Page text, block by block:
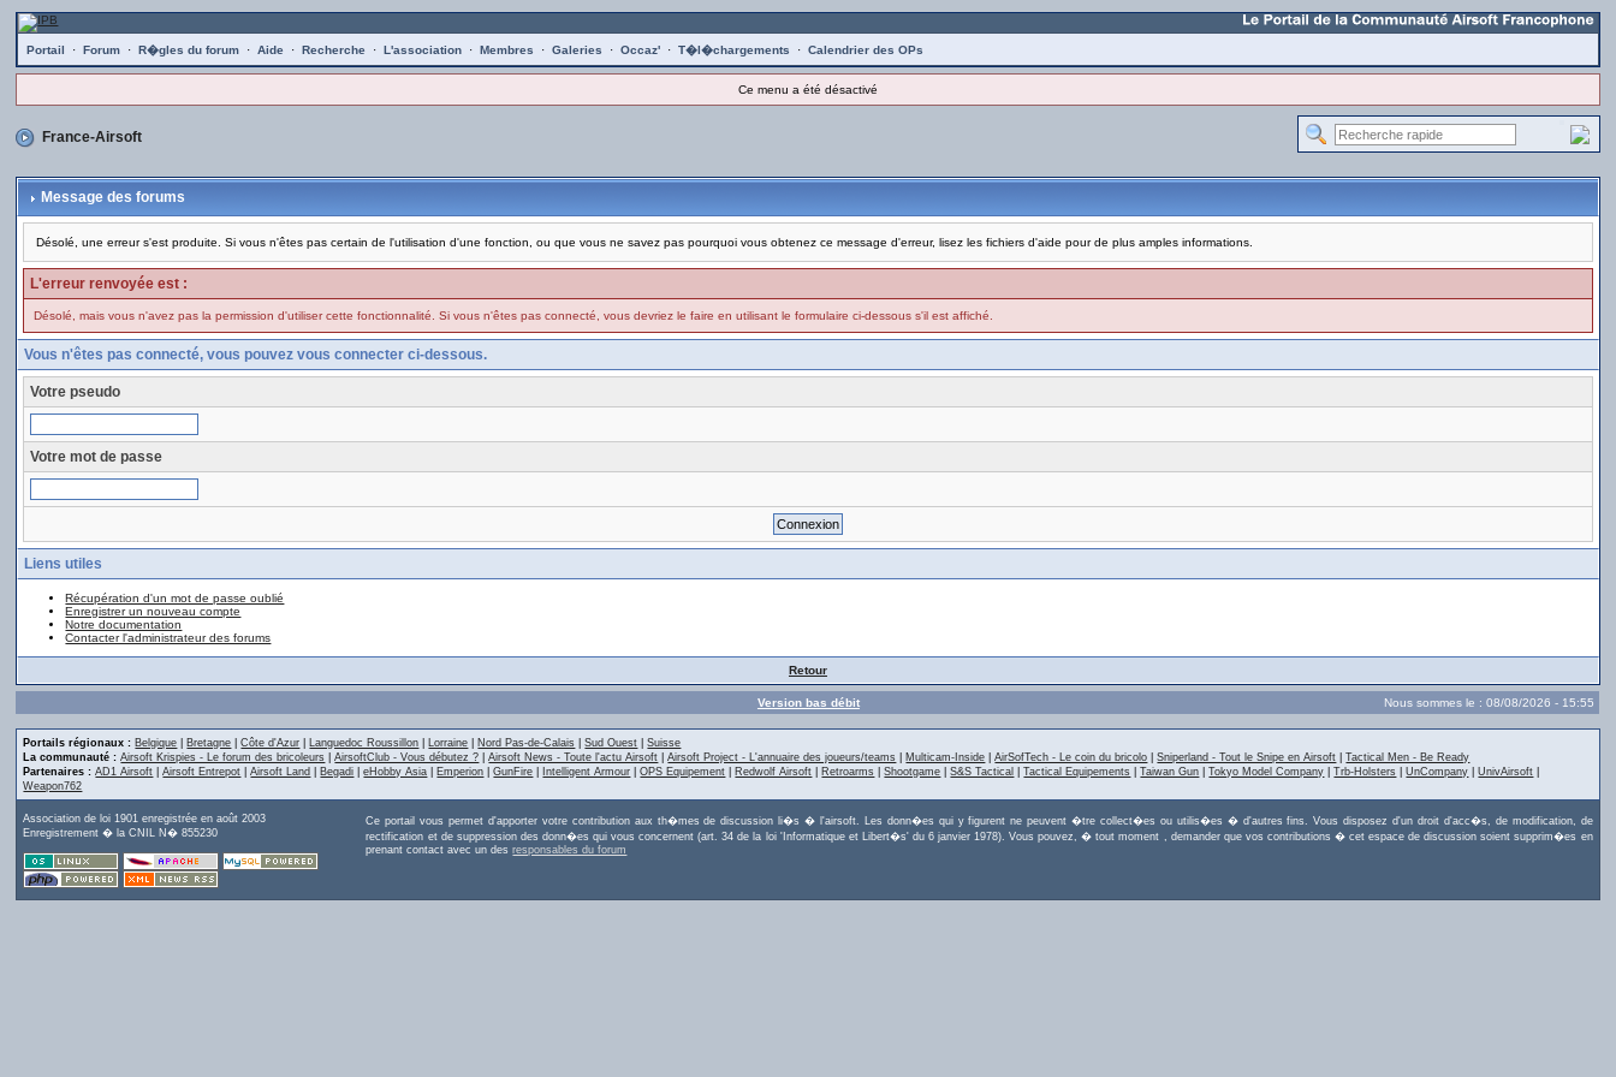
Portail · Forum · R�gles du forum · Aide · Recherche · L'association · Membres · Galeries · Occaz' · T�l�chargements · Calendrier des OPs
Ce menu a été désactivé
France-Airsoft
Message des forums
Désolé, une erreur s'est produite. Si vous n'êtes pas certain de l'utilisation d'une fonction, ou que vous ne savez pas pourquoi vous obtenez ce message d'erreur, lisez les fichiers d'aide pour de plus amples informations.
L'erreur renvoyée est :
Désolé, mais vous n'avez pas la permission d'utiliser cette fonctionnalité. Si vous n'êtes pas connecté, vous devriez le faire en utilisant le formulaire ci-dessous s'il est affiché.
Vous n'êtes pas connecté, vous pouvez vous connecter ci-dessous.
Votre pseudo
Votre mot de passe
Liens utiles
Récupération d'un mot de passe oublié
Enregistrer un nouveau compte
Notre documentation
Contacter l'administrateur des forums
Retour
Version bas débit Nous sommes le : 08/08/2026 - 15:55
Portails régionaux : Belgique Bretagne |Côte d'Azur Languedoc Roussillon Lorraine Nord Pas-de-Calais |Sud Ouest |Suisse
La communauté : Airsoft Krispies - Le forum des bricoleurs |AirsoftClub - Vous débutez ? |Airsoft News - Toute l'actu Airsoft |Airsoft Project - L'annuaire des joueurs/teams Multicam-Inside |AirSofTech - Le coin du bricolo |Sniperland - Tout le Snipe en Airsoft |Tactical Men - Be Ready
Partenaires : AD1 Airsoft |Airsoft Entrepot |Airsoft Land Begadi |eHobby Asia Emperion |GunFire Intelligent Armour |OPS Equipement Redwolf Airsoft Retroarms |Shootgame |S&S Tactical |Tactical Equipements |Taiwan Gun |Tokyo Model Company |Trb-Holsters |UnCompany |UnivAirsoft
Weapon762
Association de loi 1901 enregistrée en août 2003
Enregistrement � la CNIL N� 855230
Ce portail vous permet d'apporter votre contribution aux th�mes de discussion li�s � l'airsoft. Les donn�es qui y figurent ne peuvent �tre collect�es ou utilis�es � d'autres fins. Vous disposez d'un droit d'acc�s, de modification, de
rectification et de suppression des donn�es qui vous concernent (art. 34 de la loi 'Informatique et Libert�s' du 6 janvier 1978). Vous pouvez, � tout moment , demander que vos contributions � cet espace de discussion soient supprim�es en
prenant contact avec un desresponsables du forum